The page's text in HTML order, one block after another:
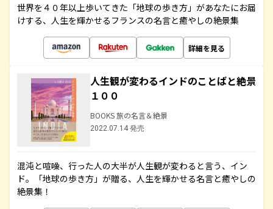
世界を４０年以上歩いてきた「地球の歩き方」があなたにお届
けする、人生を輝かせるフランスの名言と癒やしの絶景集
詳細を見る
人生観が変わるインドのことばと絶景
１００
BOOKS 旅の名言＆絶景
2022.07.14 発売
混沌と喧噪、行った人の大半が人生観が変わると言う、イン
ド。「地球の歩き方」が贈る、人生を輝かせる名言と癒やしの
絶景集！